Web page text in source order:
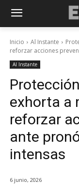
Inicio Al Instante
reforzar acciones
Al Instante
exhorta a
reforzar
ante
intensas
6 junio, 2026